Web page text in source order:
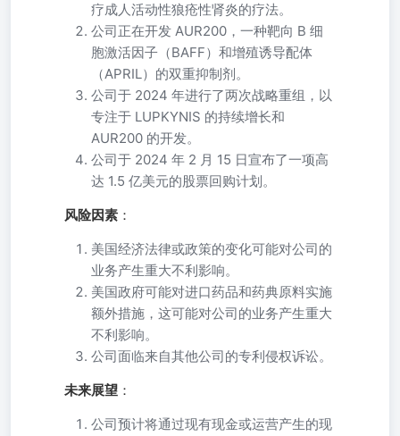
疗成人活动性狼疮性肾炎的疗法。
公司正在开发 AUR200，一种靶向 B 细
胞激活因子（BAFF）和增殖诱导配体
（APRIL）的双重抑制剂。
公司于 2024 年进行了两次战略重组，以
专注于 LUPKYNIS 的持续增长和
AUR200 的开发。
公司于 2024 年 2 月 15 日宣布了一项高
达 1.5 亿美元的股票回购计划。
风险因素 ：
美国经济法律或政策的变化可能对公司的
业务产生重大不利影响。
美国政府可能对进口药品和药典原料实施
额外措施，这可能对公司的业务产生重大
不利影响。
公司面临来自其他公司的专利侵权诉讼。
未来展望 ：
公司预计将通过现有现金或运营产生的现